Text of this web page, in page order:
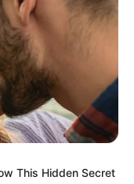
This Hidden Secret